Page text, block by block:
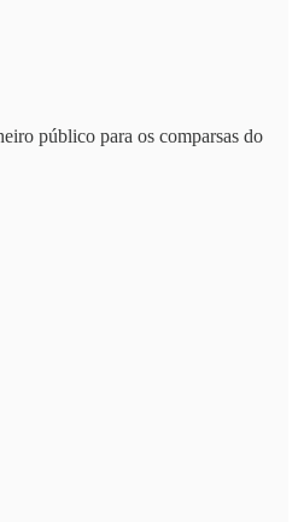
público para os comparsas do